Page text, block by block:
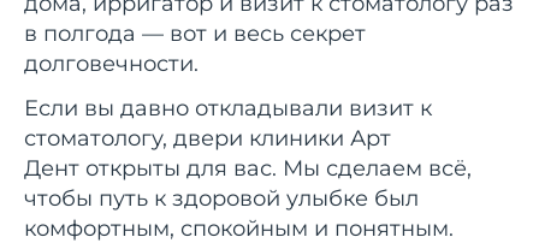
в полгода — вот и весь секрет
долговечности.
Если вы давно откладывали визит к
стоматологу, двери клиники Арт
Дент открыты для вас. Мы сделаем всё,
чтобы путь к здоровой улыбке был
комфортным, спокойным и понятным.